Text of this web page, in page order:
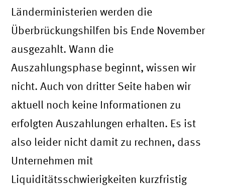
Länderministerien werden die
Überbrückungshilfen bis Ende November
ausgezahlt. Wann die
Auszahlungsphase beginnt, wissen wir
nicht. Auch von dritter Seite haben wir
aktuell noch keine Informationen zu
erfolgten Auszahlungen erhalten. Es ist
also leider nicht damit zu rechnen, dass
Unternehmen mit
Liquiditätsschwierigkeiten kurzfristig